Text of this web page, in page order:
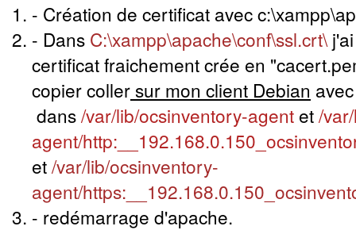
- Création de certificat avec
- Dans C:\xampp\apache\conf\ssl.crt\
certificat fraichement crée en
copier collersur mon client Debian
dans/var/lib/ocsinventory-agent et/
agent/
et/var/lib/ocsinventory-
agent/
- redémarrage d'apache.